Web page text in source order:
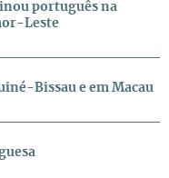
português na
Leste
Bissau e em Macau